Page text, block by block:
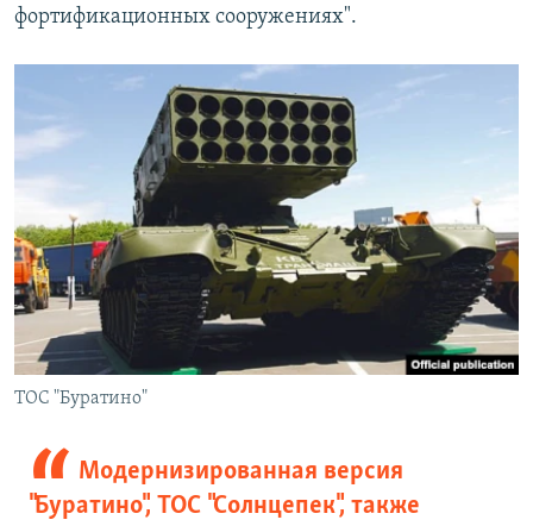
фортификационных сооружениях".
ТОС "Буратино"
Модернизированная версия
"Буратино", ТОС "Солнцепек", также